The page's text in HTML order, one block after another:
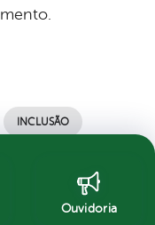
INCLUSÃO
05/2021 14h06
Ouvidoria